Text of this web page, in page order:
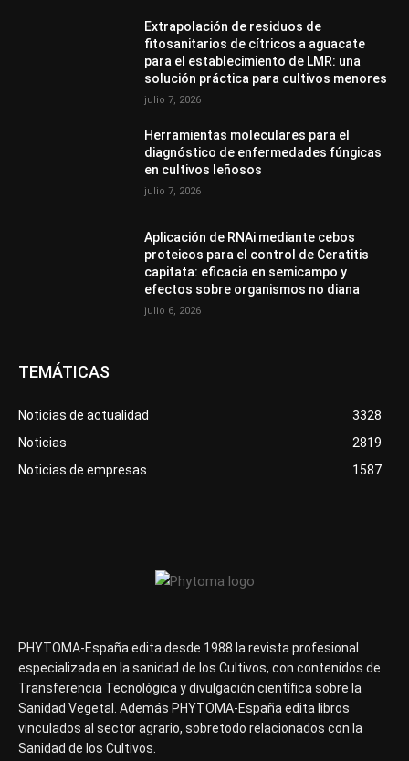
Extrapolación de residuos de
fitosanitarios de cítricos a aguacate
para el establecimiento de LMR: una
solución práctica para cultivos menores
julio 7, 2026
Herramientas moleculares para el
diagnóstico de enfermedades fúngicas
en cultivos leñosos
julio 7, 2026
Aplicación de RNAi mediante cebos
proteicos para el control de Ceratitis
capitata: eficacia en semicampo y
efectos sobre organismos no diana
julio 6, 2026
TEMÁTICAS
Noticias de actualidad
3328
Noticias
2819
Noticias de empresas
1587
PHYTOMA-España edita desde 1988 la revista profesional
especializada en la sanidad de los Cultivos, con contenidos de
Transferencia Tecnológica y divulgación científica sobre la
Sanidad Vegetal. Además PHYTOMA-España edita libros
vinculados al sector agrario, sobretodo relacionados con la
Sanidad de los Cultivos.